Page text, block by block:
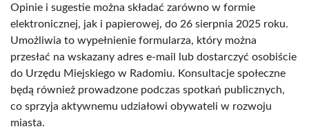
Opinie i sugestie można składać zarówno w formie
elektronicznej, jak i papierowej, do 26 sierpnia 2025 roku.
Umożliwia to wypełnienie formularza, który można
przesłać na wskazany adres e-mail lub dostarczyć osobiście
do Urzędu Miejskiego w Radomiu. Konsultacje społeczne
będą również prowadzone podczas spotkań publicznych,
co sprzyja aktywnemu udziałowi obywateli w rozwoju
miasta.